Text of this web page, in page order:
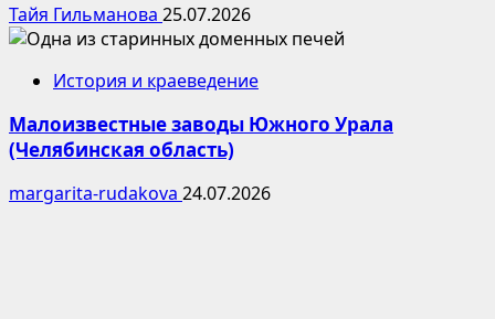
Тайя Гильманова 25.07.2026
История и краеведение
Малоизвестные заводы Южного Урала
(Челябинская область)
margarita-rudakova 24.07.2026